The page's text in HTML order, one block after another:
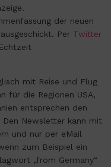
der neuen
Per Twitter
mit Reise und Flug
für die Regionen USA,
entsprechen den
Newsletter kann mit
und nur per eMail
zum Beispiel ein
„from Germany“